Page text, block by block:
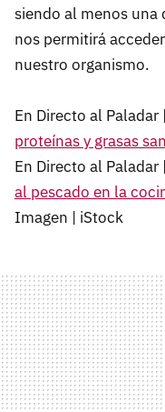
siendo al menos una
nos permitirá
nuestro organismo.
En Directo al Paladar |
proteínas y grasas
En Directo al Paladar |
al pescado en la
Imagen | iStock